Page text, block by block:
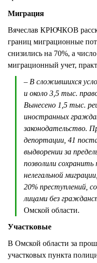
Миграция
Вячеслав КРЮЧКОВ
границ миграционные
снизились на 70%, а
миграционный учет,
– В сложившихся
и около 3,5 тыс.
Вынесено 1,5 тыс.
иностранных
законодательство.
депортации, 41
выдворении за
позволили
нелегальной
20% преступлений,
лицами без
Омской области.
Участковые
В Омской области за
участковых пункта